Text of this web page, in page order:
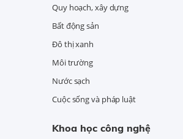
Quy hoạch, xây dựng
Bất động sản
Đô thị xanh
Môi trường
Nước sạch
Cuộc sống và pháp luật
Khoa học công nghệ